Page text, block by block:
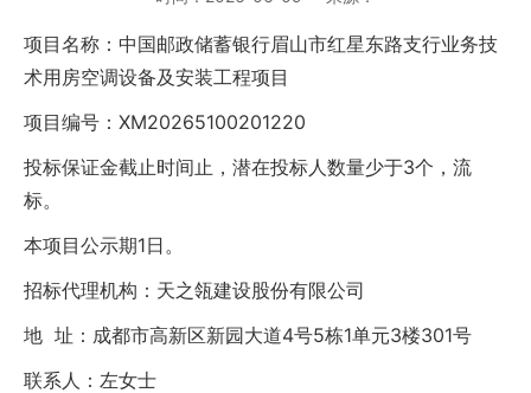
项目名称： 中国邮政储蓄银行眉山市红星东路支行业务技
术用房空调设备及安装工程项目
项目编号 ： XM20265100201220
投标保证金截止时间止，潜在投标人数量少于3个 ， 流
标。
本项目公示期1日。
招标代理机构：天之瓴建设股份有限公司
地 址：成都市高新区新园大道4号5栋1单元3楼301号
联系人：左女士